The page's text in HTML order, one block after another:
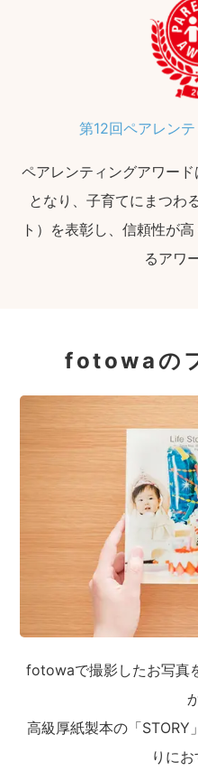
第12回ペアレン
ペアレンティングアワー
となり、子育てにまつわ
ト）を表彰し、信頼性が
るアワ
fotowaの
fotowaで撮影したお写真
高級厚紙製本の「STORY
りにお